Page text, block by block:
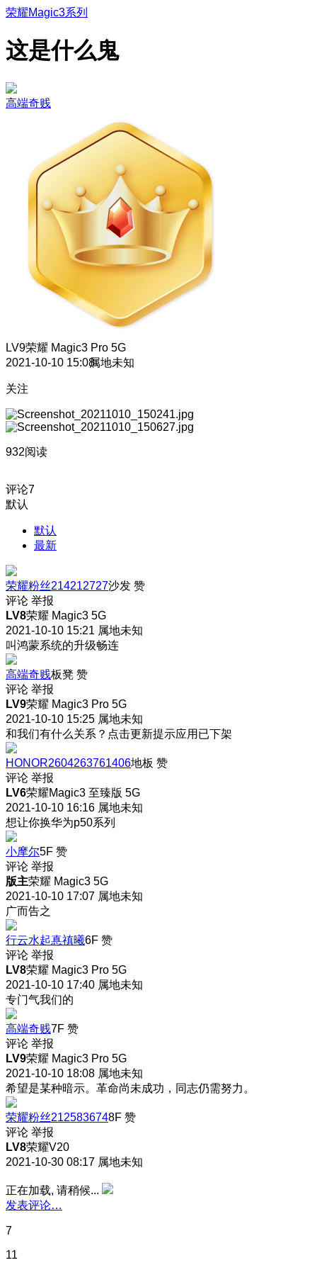
荣耀Magic3系列
这是什么鬼
高端奇贱
LV9荣耀 Magic3 Pro 5G
2021-10-10 15:08属地未知
关注
932阅读
评论7
默认
默认
最新
荣耀粉丝214212727沙发 赞
评论 举报
LV8荣耀 Magic3 5G
2021-10-10 15:21 属地未知
叫鸿蒙系统的升级畅连
高端奇贱板凳 赞
评论 举报
LV9荣耀 Magic3 Pro 5G
2021-10-10 15:25 属地未知
和我们有什么关系？点击更新提示应用已下架
HONOR2604263761406地板 赞
评论 举报
LV6荣耀Magic3 至臻版 5G
2021-10-10 16:16 属地未知
想让你换华为p50系列
小摩尔5F 赞
评论 举报
版主荣耀 Magic3 5G
2021-10-10 17:07 属地未知
广而告之
行云水起惪禛曦6F 赞
评论 举报
LV8荣耀 Magic3 Pro 5G
2021-10-10 17:40 属地未知
专门气我们的
高端奇贱7F 赞
评论 举报
LV9荣耀 Magic3 Pro 5G
2021-10-10 18:08 属地未知
希望是某种暗示。革命尚未成功，同志仍需努力。
荣耀粉丝2125836748F 赞
评论 举报
LV8荣耀V20
2021-10-30 08:17 属地未知
正在加载, 请稍候...
发表评论…
7
11